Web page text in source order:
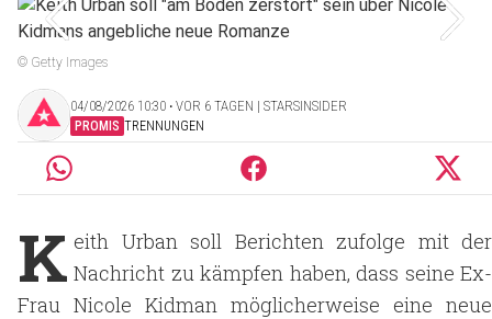
© Getty Images
04/08/2026 10:30 ‧ VOR 6 TAGEN | STARSINSIDER
PROMIS TRENNUNGEN
K eith Urban soll Berichten zufolge mit der
Nachricht zu kämpfen haben, dass seine Ex-
Frau Nicole Kidman möglicherweise eine neue